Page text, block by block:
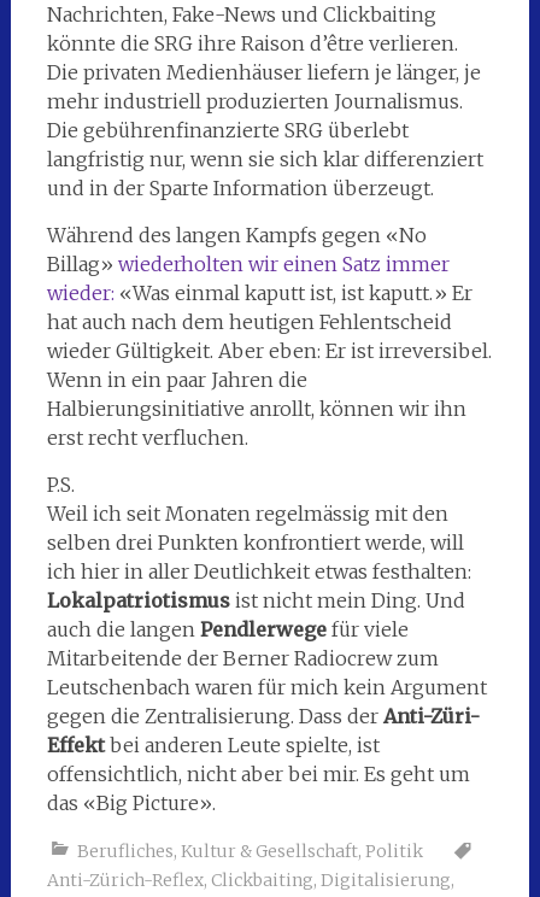
Nachrichten, Fake-News und Clickbaiting
könnte die SRG ihre Raison d’être verlieren.
Die privaten Medienhäuser liefern je länger, je
mehr industriell produzierten Journalismus.
Die gebührenfinanzierte SRG überlebt
langfristig nur, wenn sie sich klar differenziert
und in der Sparte Information überzeugt.
Während des langen Kampfs gegen «No
Billag» wiederholten wir einen Satz immer
wieder: «Was einmal kaputt ist, ist kaputt.» Er
hat auch nach dem heutigen Fehlentscheid
wieder Gültigkeit. Aber eben: Er ist irreversibel.
Wenn in ein paar Jahren die
Halbierungsinitiative anrollt, können wir ihn
erst recht verfluchen.
P.S.
Weil ich seit Monaten regelmässig mit den
selben drei Punkten konfrontiert werde, will
ich hier in aller Deutlichkeit etwas festhalten:
Lokalpatriotismusist nicht mein Ding. Und
auch die langen Pendlerwegefür viele
Mitarbeitende der Berner Radiocrew zum
Leutschenbach waren für mich kein Argument
gegen die Zentralisierung. Dass der Anti-Züri-
Effektbei anderen Leute spielte, ist
offensichtlich, nicht aber bei mir. Es geht um
das «Big Picture».
Berufliches, Kultur & Gesellschaft, Politik
Anti-Zürich-Reflex, Clickbaiting, Digitalisierung,